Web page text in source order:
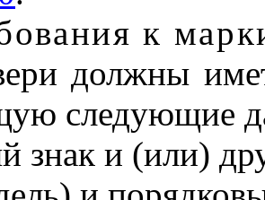
к
должны
следующие
знак и (или)